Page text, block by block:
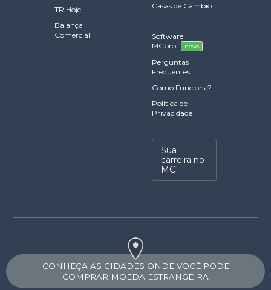
TR Hoje
Balança
Comercial
Casas de Câmbio
Software
MCpro
novo
Perguntas
Frequentes
Como Funciona?
Política de
Privacidade
Sua
carreira no
MC
CONHEÇA AS CIDADES ONDE VOCÊ PODE
COMPRAR MOEDA ESTRANGEIRA